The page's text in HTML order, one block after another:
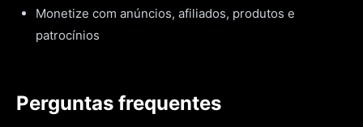
Monetize com anúncios, afiliados, produtos e
patrocínios
Perguntas frequentes